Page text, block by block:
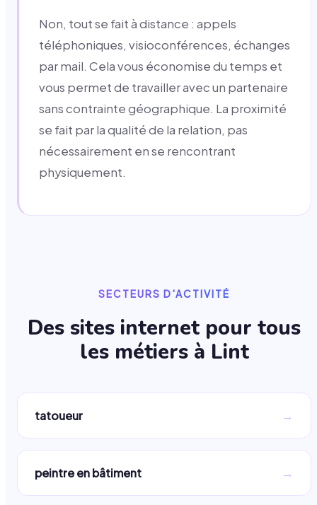
Non, tout se fait à distance : appels
téléphoniques, visioconférences, échanges
par mail. Cela vous économise du temps et
vous permet de travailler avec un partenaire
sans contrainte géographique. La proximité
se fait par la qualité de la relation, pas
nécessairement en se rencontrant
physiquement.
SECTEURS D'ACTIVITÉ
Des sites internet pour tous
les métiers à Lint
tatoueur →
peintre en bâtiment →